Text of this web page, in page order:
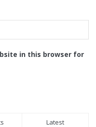
in this browser for
Latest